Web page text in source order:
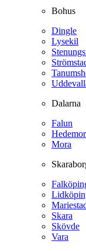
Bohus
Dingle
Lysekil
Dalarna
Falun
Mora
Skara
Skövde
Vara